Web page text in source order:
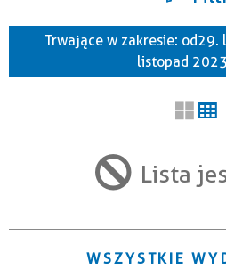
Szukana fraza
Trwające w zakresie
Trwające w zakresie: od 29.
listopad 2023
Lista
WSZYSTKIE